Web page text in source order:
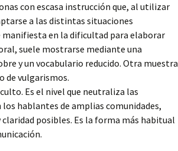
con escasa instrucción que, al utilizar
a las distintas situaciones
manifiesta en la dificultad para elaborar
suele mostrarse mediante una
y un vocabulario reducido. Otra muestra
de vulgarismos.
Es el nivel que neutraliza las
hablantes de amplias comunidades,
posibles. Es la forma más habitual